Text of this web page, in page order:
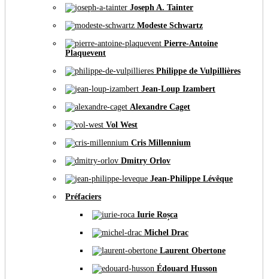
Joseph A. Tainter
Modeste Schwartz
Pierre-Antoine
Plaquevent
Philippe de Vulpillières
Jean-Loup Izambert
Alexandre Caget
Vol West
Cris Millennium
Dmitry Orlov
Jean-Philippe Lévêque
Préfaciers
Iurie Roșca
Michel Drac
Laurent Obertone
Édouard Husson